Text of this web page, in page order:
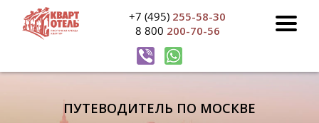
+7 (495) 255-58-30
8 800 200-70-56
ПУТЕВОДИТЕЛЬ ПО МОСКВЕ